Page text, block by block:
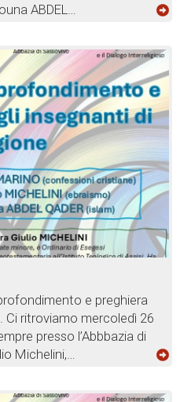
ABDEL…
e preghiera
Ci ritroviamo mercoledì 26
presso l’Abbbazia di
Michelini,…